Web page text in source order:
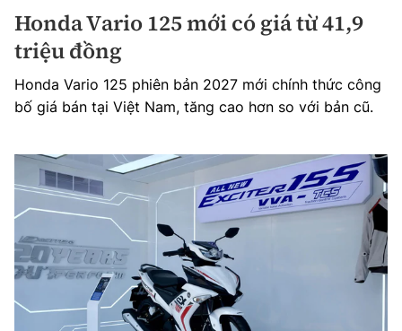
Honda Vario 125 mới có giá từ 41,9
triệu đồng
Honda Vario 125 phiên bản 2027 mới chính thức công
bố giá bán tại Việt Nam, tăng cao hơn so với bản cũ.